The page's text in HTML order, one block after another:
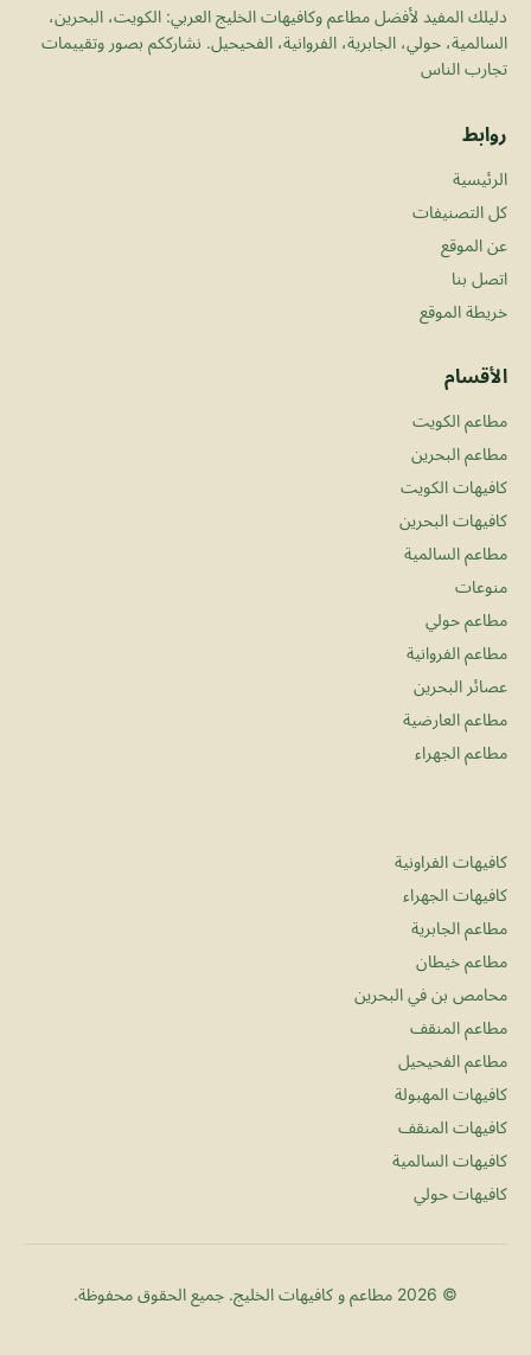
دليلك المفيد لأفضل مطاعم وكافيهات الخليج العربي: الكويت، البحرين،
السالمية، حولي، الجابرية، الفروانية، الفحيحيل. نشارككم بصور وتقييمات
تجارب الناس
روابط
الرئيسية
كل التصنيفات
عن الموقع
اتصل بنا
خريطة الموقع
الأقسام
مطاعم الكويت
مطاعم البحرين
كافيهات الكويت
كافيهات البحرين
مطاعم السالمية
منوعات
مطاعم حولي
مطاعم الفروانية
عصائر البحرين
مطاعم العارضية
مطاعم الجهراء
كافيهات الفراونية
كافيهات الجهراء
مطاعم الجابرية
مطاعم خيطان
محامص بن في البحرين
مطاعم المنقف
مطاعم الفحيحيل
كافيهات المهبولة
كافيهات المنقف
كافيهات السالمية
كافيهات حولي
© 2026 مطاعم و كافيهات الخليج. جميع الحقوق محفوظة.